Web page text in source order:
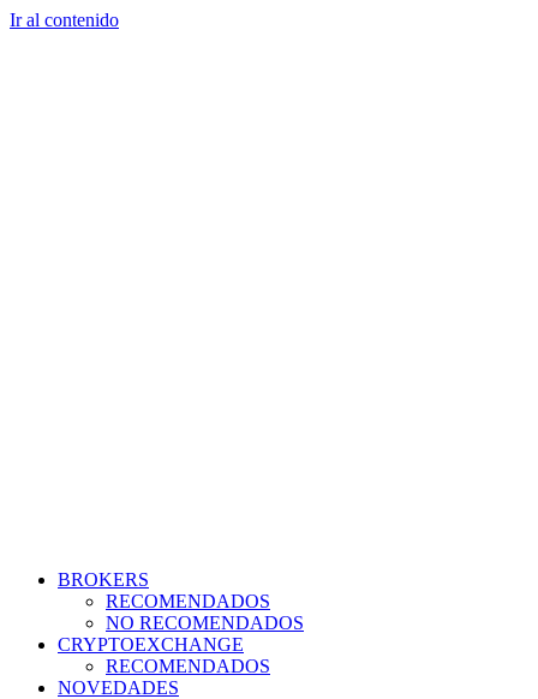
Ir al contenido
BROKERS
RECOMENDADOS
NO RECOMENDADOS
CRYPTOEXCHANGE
RECOMENDADOS
NOVEDADES